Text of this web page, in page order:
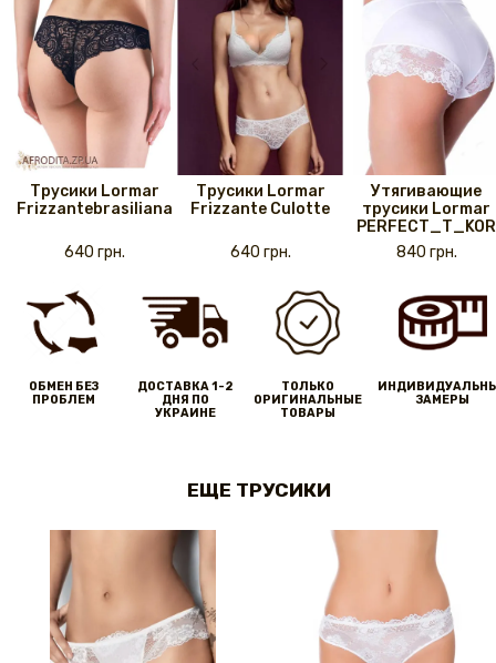
Трусики Lormar
Frizzantebrasiliana
640 грн.
Трусики Lormar
Frizzante Culotte
640 грн.
Утягивающие
трусики Lormar
PERFECT_T_KOR
840 грн.
ОБМЕН БЕЗ
ПРОБЛЕМ
ДОСТАВКА 1-2
ДНЯ ПО
УКРАИНЕ
ТОЛЬКО
ОРИГИНАЛЬНЫЕ
ТОВАРЫ
ЗАМЕРЫ
ЕЩЕ ТРУСИКИ